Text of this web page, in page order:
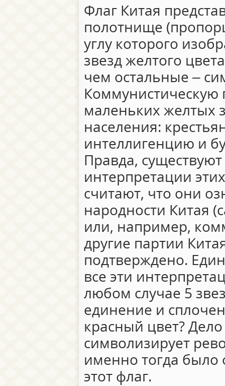
Флаг Китая
полотнище
углу которого
звезд желтого
чем остальные –
Коммунистическую
маленьких желтых
населения:
интеллигенцию и
Правда,
интерпретации
считают, что они
народности Китая
или, например,
другие партии
подтверждено.
все эти
любом случае 5
единение и
красный цвет?
символизирует
именно тогда было
этот флаг.